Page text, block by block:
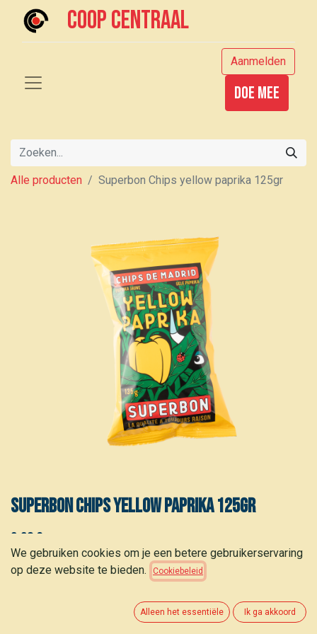
Coop centraal
Aanmelden
Doe mee
Alle producten Superbon Chips yellow paprika 125gr
Superbon Chips yellow paprika 125gr
2,30 €
TOEVOEGEN AAN WINKELMANDJE
We gebruiken cookies om je een betere gebruikerservaring
op deze website te bieden.
Cookiebeleid
Alleen het essentiële Ik ga akkoord